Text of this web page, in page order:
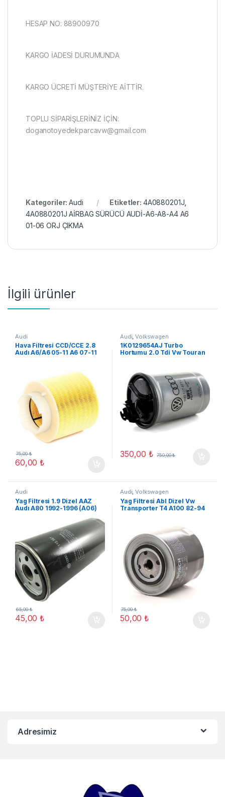
HESAP NO: 88900970
KARGO İADESİ DURUMUNDA
KARGO ÜCRETİ MÜŞTERİYE AİTTİR.
TOPLU SİPARİŞLERİNİZ İÇİN:
doganotoyedekparcavw@gmail.com
Kategoriler:Audi Etiketler: 4A0880201J
4A0880201J AİRBAG SÜRÜCÜ AUDİ-A6-A8-A4 A6
01-06 ORJ ÇIKMA
İlgili ürünler
Audi
Hava Filtresi CCD/CCE 2.8
Audı A6/A6 05-11 A6 07-11
60,00₺
75,00₺
Audi ,Volkswagen
1K0129654AJ Turbo
Hortumu 2.0 Tdi Vw Touran
350,00₺ 750,00₺
Audi
Yag Filtresi 1.9 Dizel AAZ
Audı A80 1992-1996 (A06)
45,00₺
65,00₺
Audi,Volkswagen
Yag Filtresi Abl Dizel Vw
Transporter T4 A100 82-94
50,00₺
75,00₺
Adresimiz